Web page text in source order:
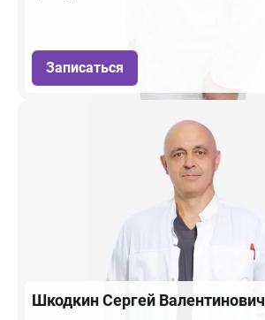
Записаться
ШкодкинСергей Валентинович